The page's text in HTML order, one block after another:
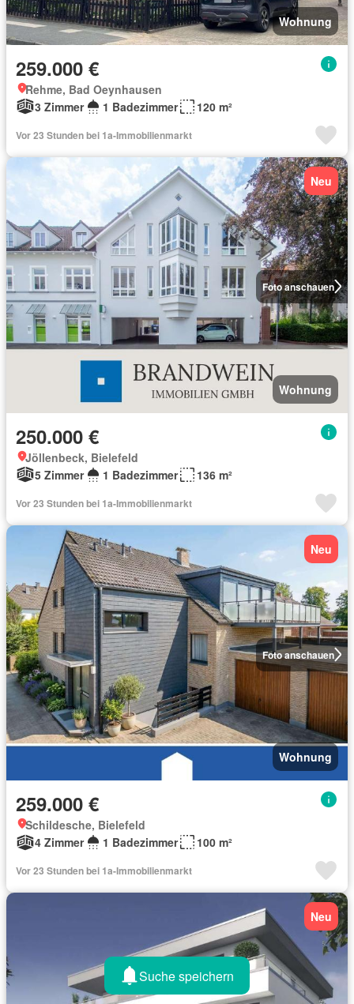
Wohnung
259.000 €
Rehme, Bad Oeynhausen
3 Zimmer
1 Badezimmer 120 m²
Vor 23 Stunden bei 1a-Immobilienmarkt
Foto anschauen
Neu
Wohnung
250.000 €
Jöllenbeck, Bielefeld
5 Zimmer
1 Badezimmer 136 m²
Vor 23 Stunden bei 1a-Immobilienmarkt
Foto anschauen
Neu
Wohnung
259.000 €
Schildesche, Bielefeld
4 Zimmer
1 Badezimmer 100 m²
Vor 23 Stunden bei 1a-Immobilienmarkt
Neu
Suche speichern